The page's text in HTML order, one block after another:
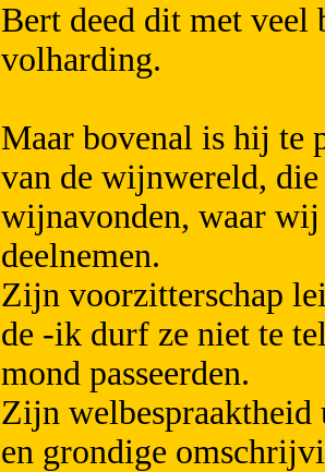
Bert deed dit met veel
volharding.
Maar bovenal is hij te
van de wijnwereld,
wijnavonden, waar wij
deelnemen.
Zijn voorzitterschap
de -ik durf ze niet te
mond passeerden.
Zijn welbespraaktheid
en grondige